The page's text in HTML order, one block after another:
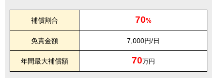
補償割合 70%
免責金額 7,000円/日
年間最大補償額 70万円